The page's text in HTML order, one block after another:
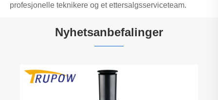
profesjonelle teknikere og et ettersalgsserviceteam.
Nyhetsanbefalinger